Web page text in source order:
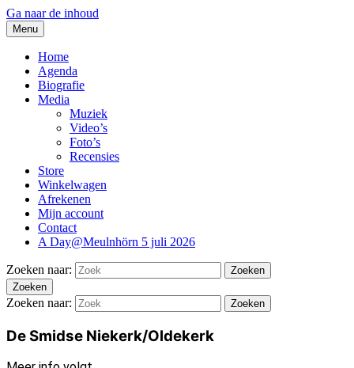
Ga naar de inhoud
thesidekicks.nl
Blues And More uit Meulnhorn
Menu
Home
Agenda
Biografie
Media
Muziek
Video’s
Foto’s
Recensies
Store
Winkelwagen
Afrekenen
Mijn account
Contact
A Day@Meulnhörn 5 juli 2026
Zoeken naar:
Zoeken
Zoeken
Zoeken naar: Zoeken
De Smidse Niekerk/Oldekerk